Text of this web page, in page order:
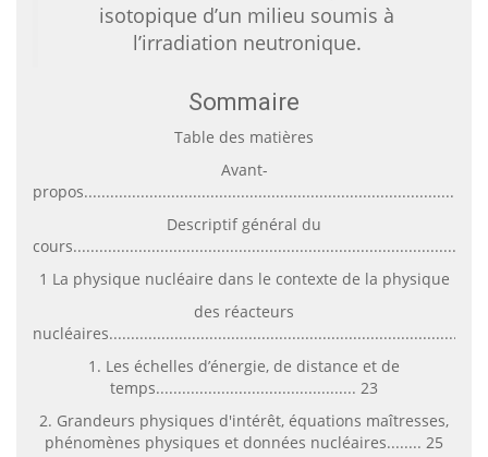
isotopique d’un milieu soumis à
l’irradiation neutronique.
Sommaire
Table des matières
Avant-
Descriptif général du
cours..........................................................................................19
1 La physique nucléaire dans le contexte de la physique
des réacteurs
1. Les échelles d’énergie, de distance et de
temps.............................................. 23
2. Grandeurs physiques d'intérêt, équations maîtresses,
phénomènes physiques et données nucléaires........ 25